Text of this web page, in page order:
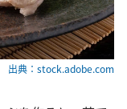
出典：stock.adobe.com